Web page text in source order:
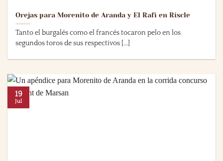
Orejas para Morenito de Aranda y El Rafi en Riscle
Tanto el burgalés como el francés tocaron pelo en los
segundos toros de sus respectivos [...]
19
Jul